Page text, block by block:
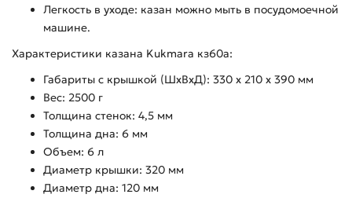
Легкость в уходе: казан можно мыть в посудомоечной
машине.
Характеристики казана Kukmara кз60а:
Габариты с крышкой (ШхВхД): 330 x 210 x 390 мм
Вес: 2500 г
Толщина стенок: 4,5 мм
Толщина дна: 6 мм
Объем: 6 л
Диаметр крышки: 320 мм
Диаметр дна: 120 мм